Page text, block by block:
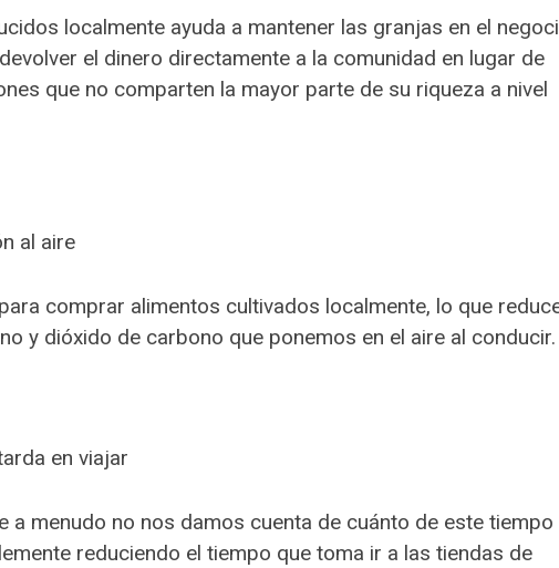
localmente ayuda a mantener las granjas en el
el dinero directamente a la comunidad en lugar de
que no comparten la mayor parte de su riqueza a nivel
al aire
comprar alimentos cultivados localmente, lo que
y dióxido de carbono que ponemos en el aire al conducir.
en viajar
a menudo no nos damos cuenta de cuánto de este tiempo
reduciendo el tiempo que toma ir a las tiendas de